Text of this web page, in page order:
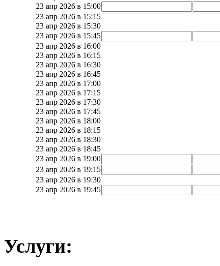
23 апр 2026 в 15:00
23 апр 2026 в 15:15
23 апр 2026 в 15:30
23 апр 2026 в 15:45
23 апр 2026 в 16:00
23 апр 2026 в 16:15
23 апр 2026 в 16:30
23 апр 2026 в 16:45
23 апр 2026 в 17:00
23 апр 2026 в 17:15
23 апр 2026 в 17:30
23 апр 2026 в 17:45
23 апр 2026 в 18:00
23 апр 2026 в 18:15
23 апр 2026 в 18:30
23 апр 2026 в 18:45
23 апр 2026 в 19:00
23 апр 2026 в 19:15
23 апр 2026 в 19:30
23 апр 2026 в 19:45
Услуги: